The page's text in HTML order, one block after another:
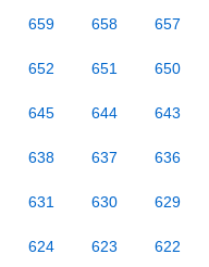
659 658 657
652 651 650
645 644 643
638 637 636
631 630 629
624 623 622